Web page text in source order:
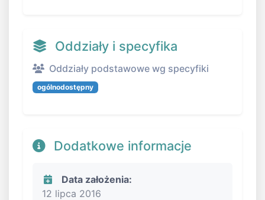
Oddziały i specyfika
Oddziały podstawowe wg specyfiki
ogólnodostępny
Dodatkowe informacje
Data założenia:
12 lipca 2016